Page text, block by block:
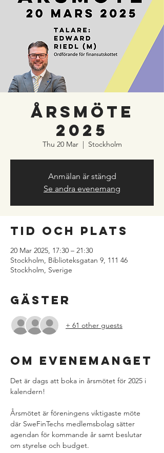
Årsmöte
2025
Thu 20 Mar
  |
Stockholm
Anmälan är stängd
Se andra evenemang
Tid och plats
20 Mar 2025, 17:30 – 21:30
Stockholm, Biblioteksgatan 9, 111 46
Stockholm, Sverige
Gäster
+ 61 other guests
Om evenemanget
Det är dags att boka in årsmötet för 2025 i
kalendern!
Årsmötet är föreningens viktigaste möte
där SweFinTechs medlemsbolag sätter
agendan för kommande år samt beslutar
om styrelse och budget.